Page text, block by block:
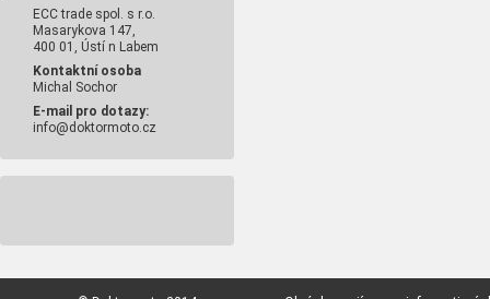
ECC trade spol. s r.o.
Masarykova 147,
400 01, Ústí n Labem
Kontaktní osoba
Michal Sochor
E-mail pro dotazy:
info@doktormoto.cz